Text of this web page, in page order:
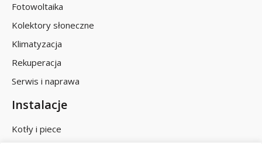
Fotowoltaika
Kolektory słoneczne
Klimatyzacja
Rekuperacja
Serwis i naprawa
Instalacje
Kotły i piece